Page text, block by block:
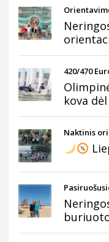
420/470
kova
Naktinis